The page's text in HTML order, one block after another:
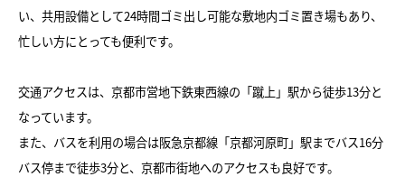
い、共用設備として24時間ゴミ出し可能な敷地内ゴミ置き場もあり、
忙しい方にとっても便利です。
交通アクセスは、京都市営地下鉄東西線の「蹴上」駅から徒歩13分と
なっています。
また、バスを利用の場合は阪急京都線「京都河原町」駅までバス16分
バス停まで徒歩3分と、京都市街地へのアクセスも良好です。